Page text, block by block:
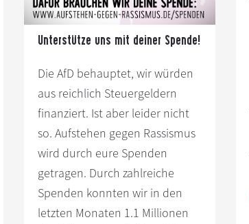
Unterstütze uns mit deiner Spende!
Die AfD behauptet, wir würden
aus reichlich Steuergeldern
finanziert. Ist aber leider nicht
so. Aufstehen gegen Rassismus
wird durch eure Spenden
getragen. Durch zahlreiche
Spenden konnten wir in den
letzten Monaten 1.1 Millionen